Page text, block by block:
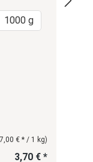
1000 g
€ * / 1 kg)
3,70 € *